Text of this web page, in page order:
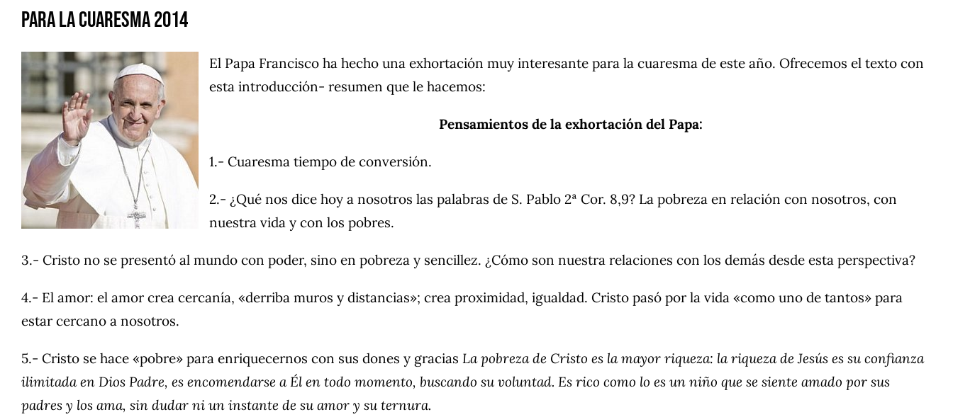
Para la Cuaresma 2014
El Papa Francisco ha hecho una exhortación muy interesante para la cuaresma de este año. Ofrecemos el texto con
esta introducción- resumen que le hacemos:
Pensamientos de la exhortación del Papa:
1.- Cuaresma tiempo de conversión.
2.- ¿Qué nos dice hoy a nosotros las palabras de S. Pablo 2ª Cor. 8,9? La pobreza en relación con nosotros, con
nuestra vida y con los pobres.
3.- Cristo no se presentó al mundo con poder, sino en pobreza y sencillez. ¿Cómo son nuestra relaciones con los demás desde esta perspectiva?
4.- El amor: el amor crea cercanía, «derriba muros y distancias»; crea proximidad, igualdad. Cristo pasó por la vida «como uno de tantos» para
estar cercano a nosotros.
5.- Cristo se hace «pobre» para enriquecernos con sus dones y gracias La pobreza de Cristo es la mayor riqueza: la riqueza de Jesús es su confianza
ilimitada en Dios Padre, es encomendarse a Él en todo momento, buscando su voluntad. Es rico como lo es un niño que se siente amado por sus
padres y los ama, sin dudar ni un instante de su amor y su ternura.